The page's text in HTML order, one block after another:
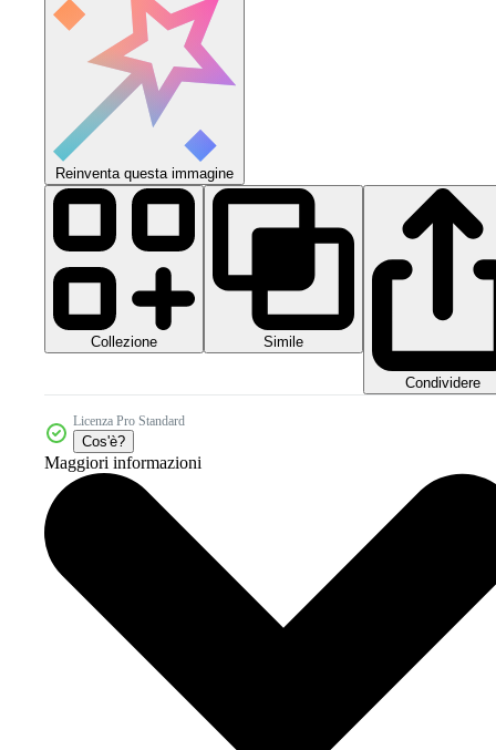
Reinventa questa immagine
Collezione Simile
Condividere
Licenza Pro Standard
Cos'è?
Maggiori informazioni